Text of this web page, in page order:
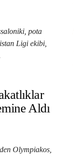
pota
Ligi ekibi,
Aldı
Olympiakos,